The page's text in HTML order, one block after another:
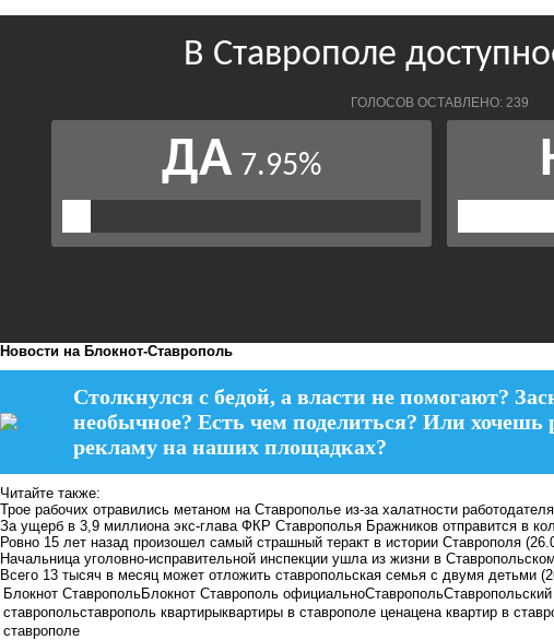
Новости на Блoкнoт-Ставрополь
Столкнулся с бедой, а власти не помогают?
необычное? Есть чем поделиться? Или хочешь
рекламу на наших площадках?
Читайте также:
Трое рабочих отравились метаном на Ставрополье из-за халатности работодателя
За ущерб в 3,9 миллиона экс-глава ФКР Ставрополья Бражников отправится в
Ровно 15 лет назад произошел самый страшный теракт в истории Ставрополя
Начальница уголовно-исправительной инспекции ушла из жизни в
Всего 13 тысяч в месяц может отложить ставропольская семья с двумя детьми
Блокнот СтавропольБлокнот Ставрополь официальноСтаврополь
ставропольставрополь квартирыквартиры в ставрополе ценацена квартир в
ставрополе